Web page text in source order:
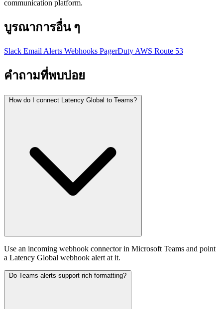
communication platform.
บูรณาการอื่น ๆ
Slack Email Alerts Webhooks PagerDuty AWS Route 53
คำถามที่พบบ่อย
How do I connect Latency Global to Teams?
Use an incoming webhook connector in Microsoft Teams and point
a Latency Global webhook alert at it.
Do Teams alerts support rich formatting?